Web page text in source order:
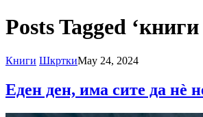
Posts Tagged ‘книги
Книги ШкрткиMay 24, 2024
Еден ден, има сите да нè